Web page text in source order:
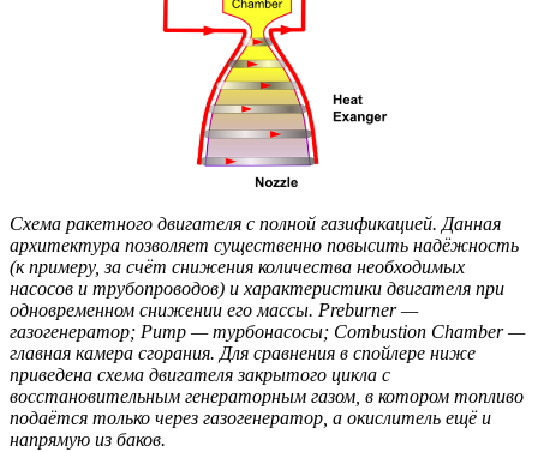
Схема ракетного двигателя с полной газификацией. Данная
архитектура позволяет существенно повысить надёжность
(к примеру, за счёт снижения количества необходимых
насосов и трубопроводов) и характеристики двигателя при
одновременном снижении его массы. Preburner —
газогенератор; Pump — турбонасосы; Combustion Chamber —
главная камера сгорания. Для сравнения в спойлере ниже
приведена схема двигателя закрытого цикла с
восстановительным генераторным газом, в котором топливо
подаётся только через газогенератор, а окислитель ещё и
напрямую из баков.